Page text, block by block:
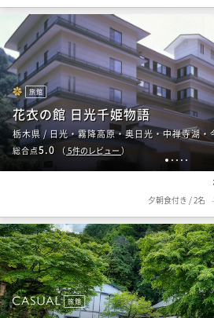
1 2 3 4 5
旅館
花衣の館 日光千姫物語
栃木県 / 日光・霧降高原・奥日光・中禅寺湖・
総合点5.0 （ 5件のレビュー ）
夕朝食付き /2名
旅館